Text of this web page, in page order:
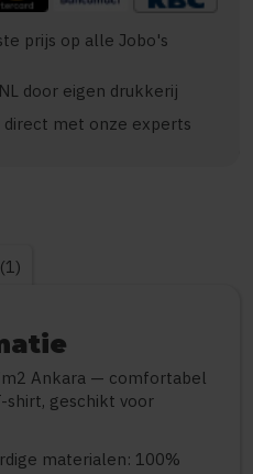
prijs op alle Jobo's
door eigen drukkerij
direct met onze experts
Ankara — comfortabel
geschikt voor
materialen: 100%